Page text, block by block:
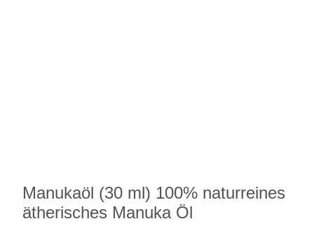
Manukaöl (30 ml) 100% naturreines
ätherisches Manuka Öl